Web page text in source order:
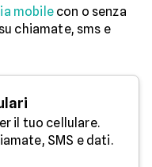
mobilecon o senza
chiamate, sms e
il tuo cellulare.
SMS e dati.